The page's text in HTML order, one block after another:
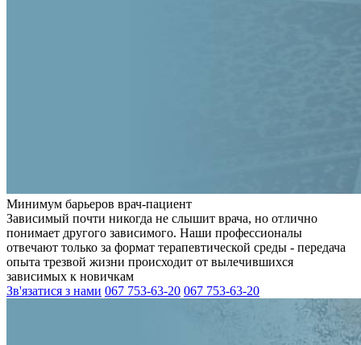
Минимум барьеров врач-пациент
Зависимый почти никогда не слышит врача, но отлично
понимает другого зависимого. Наши профессионалы
отвечают только за формат терапевтической среды - передача
опыта трезвой жизни происходит от вылечившихся
зависимых к новичкам
Зв'язатися з нами 067 753-63-20 067 753-63-20